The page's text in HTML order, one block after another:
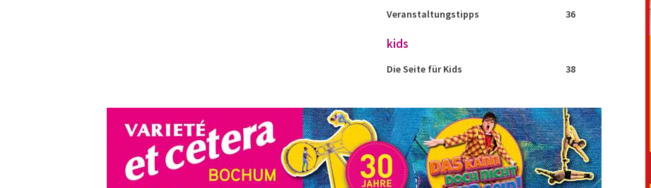
Veranstaltungstipps
36
kids
Die Seite für Kids 38